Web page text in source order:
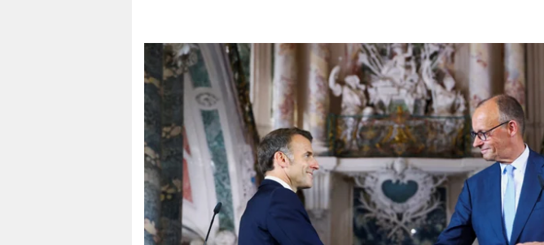
unterstützen
abo
genossenschaft
epaper login